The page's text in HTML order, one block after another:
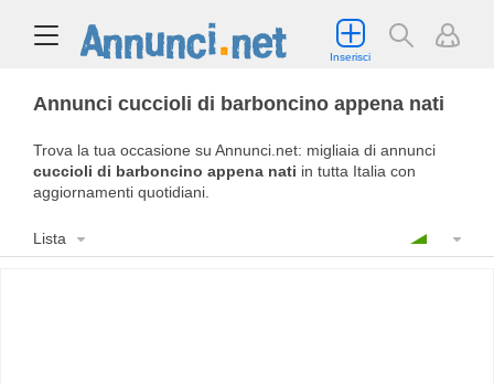
Inserisci
Annunci cuccioli di barboncino appena nati
Trova la tua occasione su Annunci.net: migliaia di annunci
cuccioli di barboncino appena nati in tutta Italia con
aggiornamenti quotidiani.
Lista